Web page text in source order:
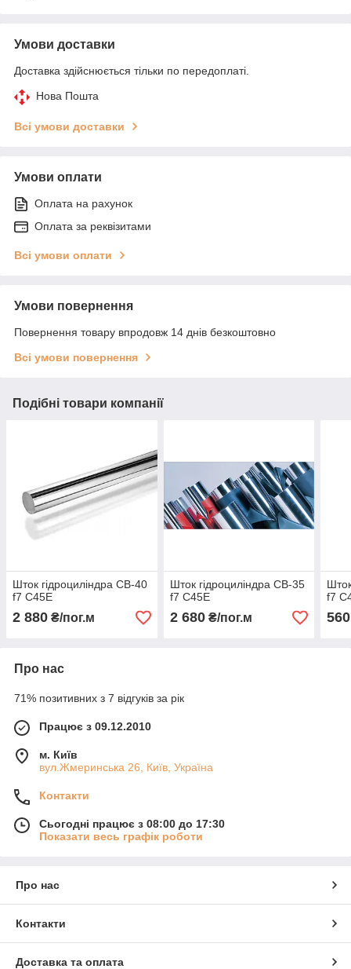
Умови доставки
Доставка здійснюється тільки по передоплаті.
Нова Пошта
Всі умови доставки
Умови оплати
Оплата на рахунок
Оплата за реквізитами
Всі умови оплати
Умови повернення
Повернення товару впродовж 14 днів безкоштовно
Всі умови повернення
Подібні товари компанії
Шток гідроциліндра CB-40
f7 С45Е
2 880 ₴/пог.м
Шток гідроциліндра CB-35
f7 С45Е
2 680₴/пог.м
f7
560
Про нас
71% позитивних з 7 відгуків за рік
Працює з 09.12.2010
м. Київ
вул.Жмеринська 26, Київ, Україна
Контакти
Сьогодні працює з 08:00 до 17:30
Показати весь графік роботи
Про нас
Контакти
Доставка та оплата